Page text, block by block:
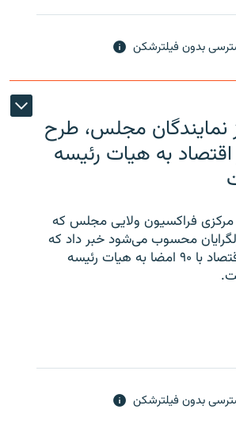
بدون فیلترشکن
نمایندگان مجلس، طرح
به هیات رئیسه
مرکزی فراکسیون ولایی مجلس که
محسوب می‌شود خبر داد که
طرح استیضاح وزیر اقتصاد با ۹۰ امضا به هیات رئیسه
بدون فیلترشکن